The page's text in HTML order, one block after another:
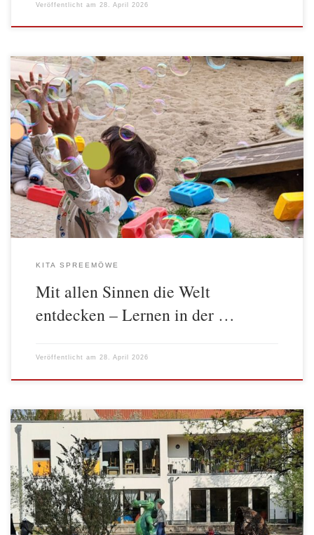
Veröffentlicht am 28. April 2026
In der Kita Spreemöwe wird Bildung von Anfang an mit allen
Sinnen erlebbar. Besonders die jüngsten Kinder entdecken ihre
Welt dort mit großer Neugier, mit Bewegung und mit ihrem
ganzen Körper. Da aktuell wieder viele ein- und zweijährige
Kinder in der Einrichtung ankommen, spielt das sinnliche Erleben
im pädagogischen Alltag […]
KITA SPREEMÖWE
Mit allen Sinnen die Welt
entdecken – Lernen in der …
Veröffentlicht am 28. April 2026
Bei strahlendem Sonnenschein erlebten wir einen wunderbaren
Garteneinsatz in unserer Wichtelbühne. Gemeinsam legten wir das
Fundament für den neuen Schuppen, harkten Beete, fegten Wege
und räumten alles ordentlich auf. Dank der zahlreichen fleißigen
Helfer waren wir schnell mit allen Aufgaben fertig. Parallel dazu
veranstaltete unser Förderverein wieder das beliebte Elterncafé